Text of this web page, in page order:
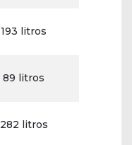
193 litros
89 litros
282 litros